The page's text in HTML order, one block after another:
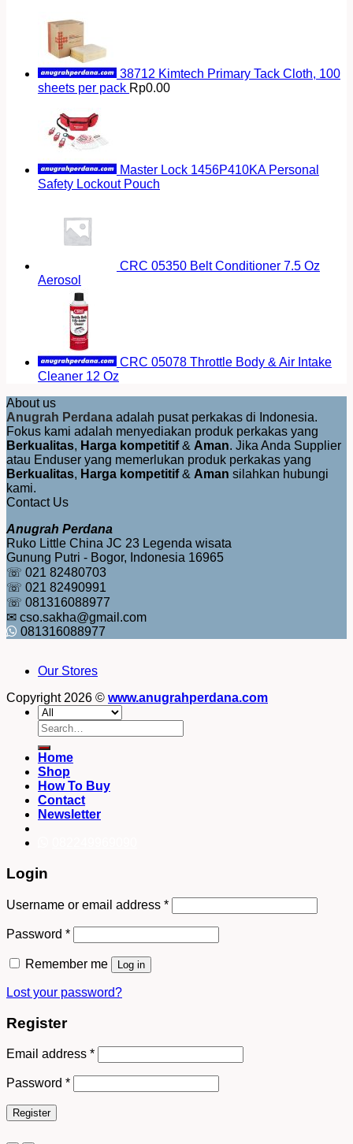
38712 Kimtech Primary Tack Cloth, 100
sheets per pack Rp0.00
Master Lock 1456P410KA Personal
Safety Lockout Pouch
CRC 05350 Belt Conditioner 7.5 Oz
Aerosol
CRC 05078 Throttle Body & Air Intake
Cleaner 12 Oz
About us
Anugrah Perdana adalah pusat perkakas di Indonesia.
Fokus kami adalah menyediakan produk perkakas yang
Berkualitas, Harga kompetitif& Aman. Jika Anda Supplier
atau Enduser yang memerlukan produk perkakas yang
Berkualitas, Harga kompetitif& Aman silahkan hubungi
kami.
Contact Us
Anugrah Perdana
Ruko Little China JC 23 Legenda wisata
Gunung Putri - Bogor, Indonesia 16965
☏ 021 82480703
☏ 021 82490991
☏ 081316088977
✉ cso.sakha@gmail.com
081316088977
Our Stores
Copyright 2026 © www.anugrahperdana.com
Search
for:
Home
Shop
How To Buy
Contact
Newsletter
Login
Username or email address *
Password *
Remember me Log in
Lost your password?
Register
Email address *
Password *
Register